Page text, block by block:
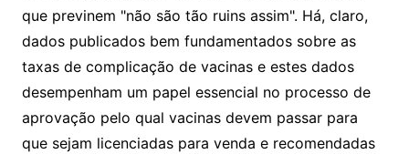
que previnem "não são tão ruins assim". Há, claro,
dados publicados bem fundamentados sobre as
taxas de complicação de vacinas e estes dados
desempenham um papel essencial no processo de
aprovação pelo qual vacinas devem passar para
que sejam licenciadas para venda e recomendadas